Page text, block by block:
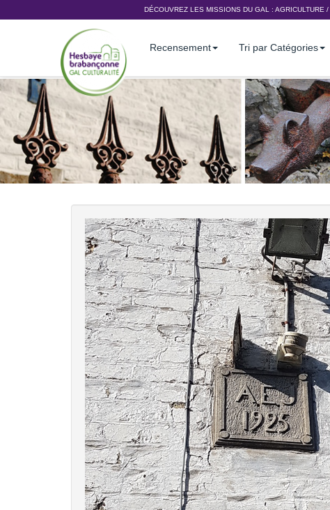
DÉCOUVREZ LES MISSIONS DU GAL : AGRICULTURE /
Recensement Tri par Catégories